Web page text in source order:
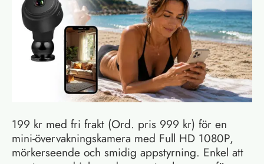
199 kr med fri frakt (Ord. pris 999 kr) för en
mini-övervakningskamera med Full HD 1080P,
mörkerseende och smidig appstyrning. Enkel att